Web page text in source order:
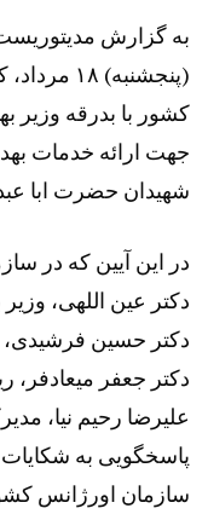
به گزارش مدیتوریست
کشور با بدرقه
جهت ارائه خدمات
شهیدان حضرت ابا
در این آیین که در
دکتر عین اللهی،
دکتر حسین
دکتر جعفر
علیرضا رحیم نیا،
پاسخگویی به
سازمان اورژانس